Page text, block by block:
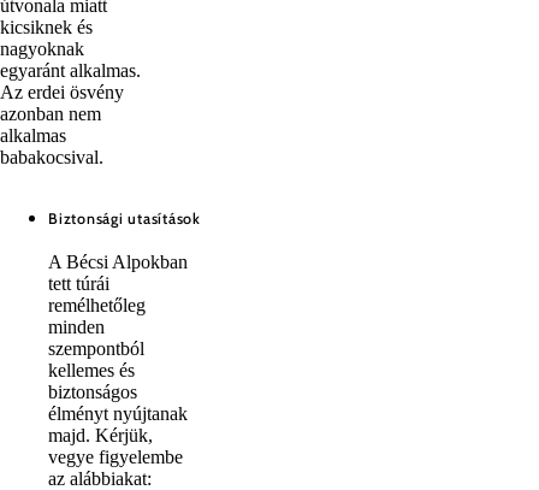
útvonala miatt
kicsiknek és
nagyoknak
egyaránt alkalmas.
Az erdei ösvény
azonban nem
alkalmas
babakocsival.
Biztonsági utasítások
A Bécsi Alpokban
tett túrái
remélhetőleg
minden
szempontból
kellemes és
biztonságos
élményt nyújtanak
majd. Kérjük,
vegye figyelembe
az alábbiakat: